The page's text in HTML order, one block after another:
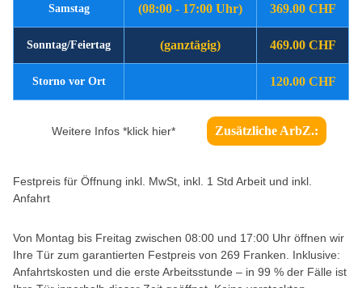
Samstag (08:00 - 17:00 Uhr) 369.00 CHF
Sonntag/Feiertag (ganztägig) 469.00 CHF
Storno vor Ort 120.00 CHF
Weitere Infos *klick hier* Zusätzliche ArbZ.:
Festpreis für Öffnung inkl. MwSt, inkl. 1 Std Arbeit und inkl.
Anfahrt
Von Montag bis Freitag zwischen 08:00 und 17:00 Uhr öffnen wir
Ihre Tür zum garantierten Festpreis von 269 Franken. Inklusive:
Anfahrtskosten und die erste Arbeitsstunde – in 99 % der Fälle ist